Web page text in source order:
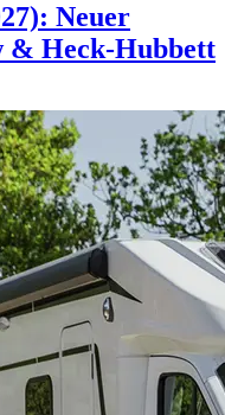
Neuer
& Heck-Hubbett